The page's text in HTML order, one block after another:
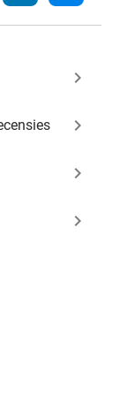
keyboard_arrow_right
keyboard_arrow_right
keyboard_arrow_right
keyboard_arrow_right